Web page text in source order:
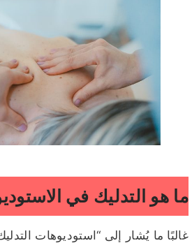
ما هو التدليك في
غالبًا ما يُشار إلى “استوديوهات